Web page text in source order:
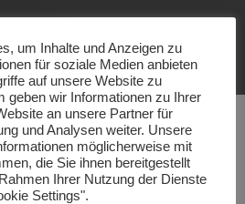
um Inhalte und Anzeigen zu
für soziale Medien anbieten
auf unsere Website zu
geben wir Informationen zu Ihrer
an unsere Partner für
und Analysen weiter. Unsere
möglicherweise mit
die Sie ihnen bereitgestellt
Ihrer Nutzung der Dienste
Settings".